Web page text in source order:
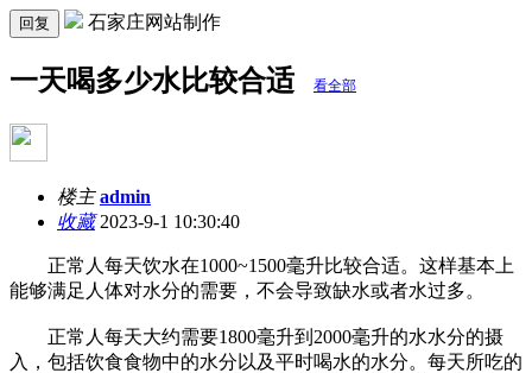
回复 石家庄网站制作
一天喝多少水比较合适 看全部
楼主 admin
收藏2023-9-1 10:30:40
正常人每天饮水在1000~1500毫升比较合适。这样基本上
能够满足人体对水分的需要，不会导致缺水或者水过多。
正常人每天大约需要1800毫升到2000毫升的水水分的摄
入，包括饮食食物中的水分以及平时喝水的水分。每天所吃的